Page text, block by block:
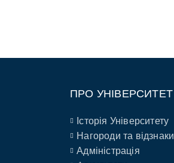
ПРО УНІВЕРСИТЕТ
Історія Університету
Нагороди та відзнаки
Адміністрація